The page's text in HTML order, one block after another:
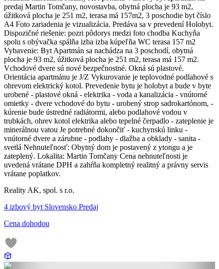
predaj Martin Tomčany, novostavba, obytná plocha je 93 m2,
úžitková plocha je 251 m2, terasa má 157m2, 3 poschodie byt číslo
A4 Foto zariadenia je vizualizácia. Predáva sa v prevedení Holobyt.
Dispozičné riešenie: pozri pôdorys medzi foto chodba Kuchyňa
spolu s obývačka spálňa izba izba kúpeľňa WC terasa 157 m2
Vybavenie: Byt Apartmán sa nachádza na 3 poschodí, obytná
plocha je 93 m2, úžitková plocha je 251 m2, terasa má 157 m2.
Vchodové dvere sú nové bezpečnostné. Okná sú plastové.
Orientácia apartmánu je J/Z Vykurovanie je teplovodné podlahové s
ohrevom elektrický kotol. Prevedenie bytu je holobyt a bude v byte
urobené - plastové okná - elektrika - voda a kanalizácia - vnútorné
omietky - dvere vchodové do bytu - urobený strop sadrokartónom, -
kúrenie bude ústredné radiátormi, alebo podlahové vodou v
trubkách, ohrev kotol elektrika alebo tepelné čerpadlo - zateplenie je
minerálnou vatou Je potrebné dokončiť - kuchynskú linku -
vnútorné dvere a zárubne - podlahy - dlažba a obklady - sanita -
svetlá Nehnuteľnosť: Obytný dom je postavený z ytongu a je
zateplený. Lokalita: Martin Tomčany Cena nehnuteľnosti je
uvedená vrátane DPH a zahŕňa kompletný realitný a právny servis
vrátane poplatkov.
Reality AK, spol. s r.o.
4 izbový byt Slovensko Predaj
Cena dohodou